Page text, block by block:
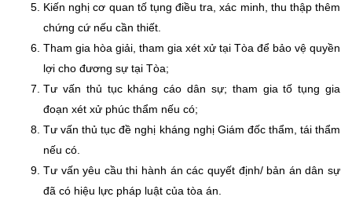
Kiến nghị cơ quan tố tụng điều tra, xác minh, thu thập thêm
chứng cứ nếu cần thiết.
Tham gia hòa giải, tham gia xét xử tại Tòa để bảo vệ quyền
lợi cho đương sự tại Tòa;
Tư vấn thủ tục kháng cáo dân sự; tham gia tố tụng gia
đoạn xét xử phúc thẩm nếu có;
Tư vấn thủ tục đề nghị kháng nghị Giám đốc thẩm, tái thẩm
nếu có.
Tư vấn yêu cầu thi hành án các quyết định/ bản án dân sự
đã có hiệu lực pháp luật của tòa án.